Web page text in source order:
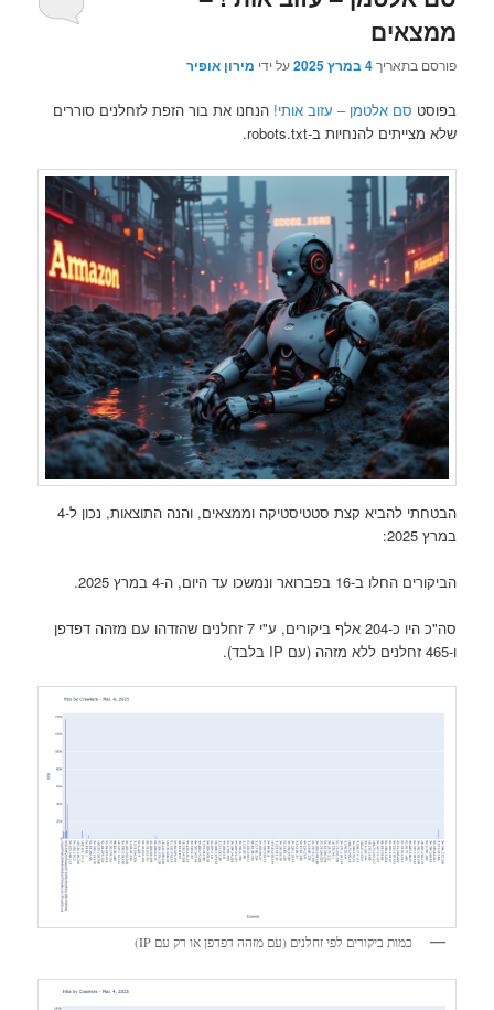
ממצאים
פורסם בתאריך4 במרץ 2025 על ידי מירון אופיר
בפוסט סם אלטמן – עזוב אותי! הנחנו את בור הזפת לזחלנים סוררים
שלא מצייתים להנחיות ב-robots.txt.
הבטחתי להביא קצת סטטיסטיקה וממצאים, והנה התוצאות, נכון ל-4
במרץ 2025:
הביקורים החלו ב-16 בפברואר ונמשכו עד היום, ה-4 במרץ 2025.
סה"כ היו כ-204 אלף ביקורים, ע"י 7 זחלנים שהזדהו עם מזהה דפדפן
ו-465 זחלנים ללא מזהה (עם IP בלבד).
כמות ביקורים לפי זחלנים (עם מזהה דפדפן או רק עם IP)